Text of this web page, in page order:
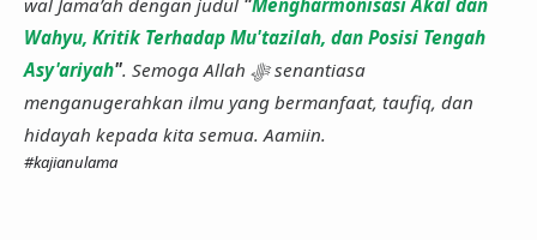
Wahyu, Kritik Terhadap Mu'tazilah, dan Posisi Tengah
Asy'ariyah". Semoga Allah ﷻ senantiasa
menganugerahkan ilmu yang bermanfaat, taufiq, dan
hidayah kepada kita semua. Aamiin.
#kajianulama